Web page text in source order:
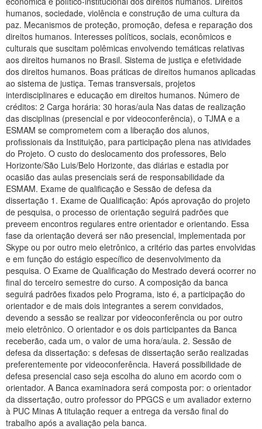
humanos, sociedade, violência e construção de uma cultura da
paz. Mecanismos de proteção, promoção, defesa e reparação dos
direitos humanos. Interesses políticos, sociais, econômicos e
culturais que suscitam polêmicas envolvendo temáticas relativas
aos direitos humanos no Brasil. Sistema de justiça e efetividade
dos direitos humanos. Boas práticas de direitos humanos aplicadas
ao sistema de justiça. Temas transversais, projetos
interdisciplinares e educação em direitos humanos. Número de
créditos: 2 Carga horária: 30 horas/aula Nas datas de realização
das disciplinas (presencial e por videoconferência), o TJMA e a
ESMAM se comprometem com a liberação dos alunos,
profissionais da Instituição, para participação plena nas atividades
do Projeto. O custo do deslocamento dos professores, Belo
Horizonte/São Luis/Belo Horizonte, das diárias e estadia por
ocasião das aulas presenciais será de responsabilidade da
ESMAM. Exame de qualificação e Sessão de defesa da
dissertação 1. Exame de Qualificação: Após aprovação do projeto
de pesquisa, o processo de orientação seguirá padrões que
preveem encontros regulares entre orientador e orientando. Essa
fase da orientação deverá ser não presencial, implementada por
Skype ou por outro meio eletrônico, a critério das partes envolvidas
e em função do estágio específico de desenvolvimento da
pesquisa. O Exame de Qualificação do Mestrado deverá ocorrer no
final do terceiro semestre do curso. A composição da banca
seguirá padrões fixados pelo Programa, isto é, a participação do
orientador e de mais dois integrantes a serem convidados,
devendo a sessão se realizar por videoconferência ou por outro
meio eletrônico. O orientador e os dois participantes da Banca
receberão, cada um, o valor de uma hora/aula. 2. Sessão de
defesa da dissertação: s defesas de dissertação serão realizadas
preferentemente por videoconferência. Haverá possibilidade de
defesa presencial caso seja escolha do aluno em acordo com o
orientador. A Banca examinadora será composta por: o orientador
da dissertação, outro professor do PPGCS e um avaliador externo
à PUC Minas A titulação requer a entrega da versão final do
trabalho após a avaliação pela banca.